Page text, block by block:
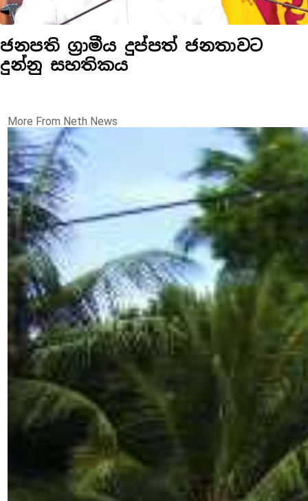
ජනපති ග්‍රාමීය දුප්පත් ජනතාවට
දුන්නු සහතිකය
More From Neth News